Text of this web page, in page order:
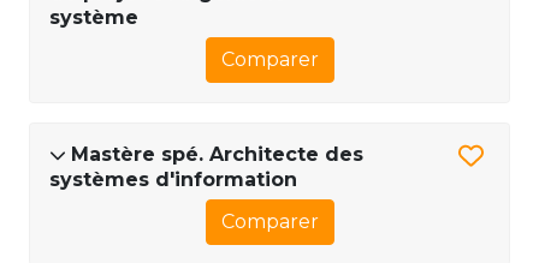
système
Comparer
Mastère spé. Architecte des
systèmes d'information
Comparer